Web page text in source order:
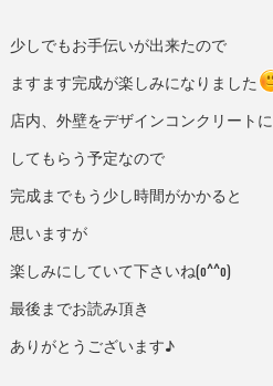
少しでもお手伝いが出来たので
ますます完成が楽しみになりました
店内、外壁をデザインコンクリートに
してもらう予定なので
完成までもう少し時間がかかると
思いますが
楽しみにしていて下さいね(o^^o)
最後までお読み頂き
ありがとうございます♪